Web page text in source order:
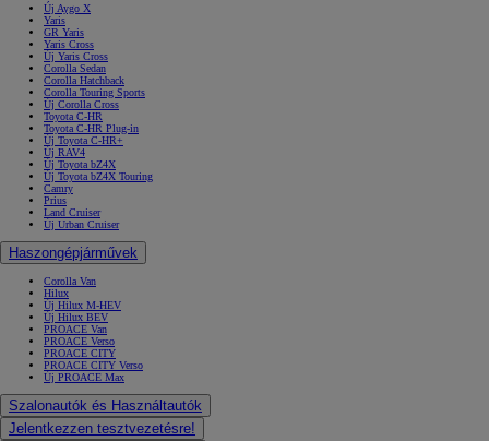
Új Aygo X
Yaris
GR Yaris
Yaris Cross
Új Yaris Cross
Corolla Sedan
Corolla Hatchback
Corolla Touring Sports
Új Corolla Cross
Toyota C-HR
Toyota C-HR Plug-in
Új Toyota C-HR+
Új RAV4
Új Toyota bZ4X
Új Toyota bZ4X Touring
Camry
Prius
Land Cruiser
Új Urban Cruiser
Haszongépjárművek
Corolla Van
Hilux
Új Hilux M-HEV
Új Hilux BEV
PROACE Van
PROACE Verso
PROACE CITY
PROACE CITY Verso
Új PROACE Max
Szalonautók és Használtautók
Jelentkezzen tesztvezetésre!